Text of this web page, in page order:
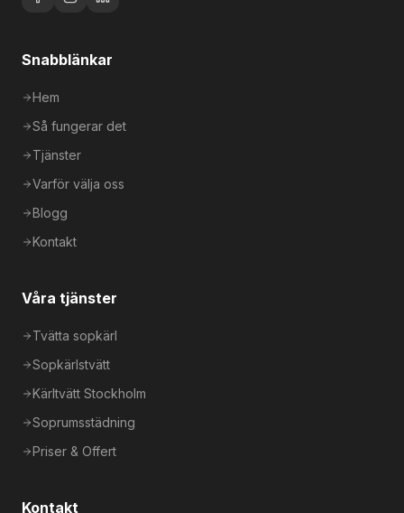
Snabblänkar
Hem
Så fungerar det
Tjänster
Varför välja oss
Blogg
Kontakt
Våra tjänster
Tvätta sopkärl
Sopkärlstvätt
Kärltvätt Stockholm
Soprumsstädning
Priser & Offert
Kontakt